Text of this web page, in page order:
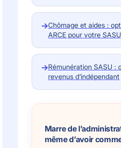
→Chômage et aides :
ARCE pour votre SASU
→Rémunération SASU :
revenus d’indépendant
Marre de
même d’avoir